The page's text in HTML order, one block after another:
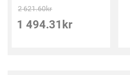
2 621.60kr
1 494.31 kr